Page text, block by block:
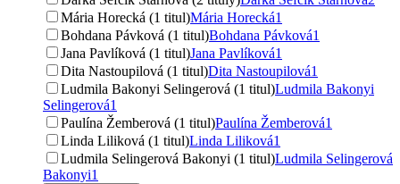
Mária Horecká (1 titul)Mária Horecká1
Bohdana Pávková (1 titul)Bohdana Pávková1
Jana Pavlíková (1 titul)Jana Pavlíková1
Dita Nastoupilová (1 titul)Dita Nastoupilová1
Ludmila Bakonyi Selingerová (1 titul)Ludmila Bakonyi
Selingerová1
Paulína Žemberová (1 titul)Paulína Žemberová1
Linda Liliková (1 titul)Linda Liliková1
Ludmila Selingerová Bakonyi (1 titul)Ludmila Selingerová
Bakonyi1